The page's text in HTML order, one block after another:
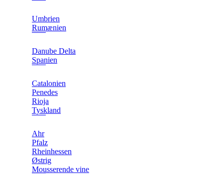
Umbrien
Rumænien
Danube Delta
Spanien
Catalonien
Penedes
Rioja
Tyskland
Ahr
Pfalz
Rheinhessen
Østrig
Mousserende vine